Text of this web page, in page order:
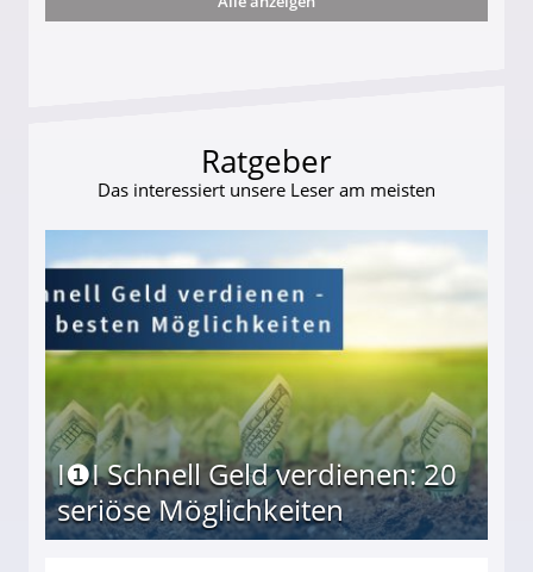
darf Geld behalten!
Ratgeber
Das interessiert unsere Leser am meisten
I❶I Schnell Geld verdienen: 20
seriöse Möglichkeiten